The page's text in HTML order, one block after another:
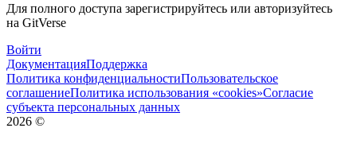
Для полного доступа зарегистрируйтесь или авторизуйтесь
на GitVerse
Войти
ДокументацияПоддержка
Политика конфиденциальностиПользовательское
соглашениеПолитика использования «cookies»Согласие
субъекта персональных данных
2026 ©